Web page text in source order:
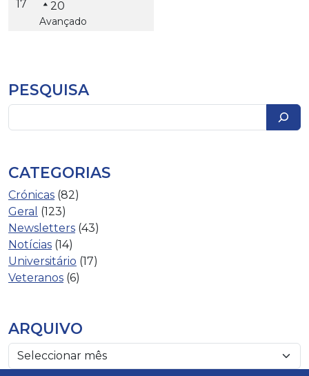
17
20
Avançado
PESQUISA
CATEGORIAS
Crónicas (82)
Geral (123)
Newsletters (43)
Notícias (14)
Universitário (17)
Veteranos (6)
ARQUIVO